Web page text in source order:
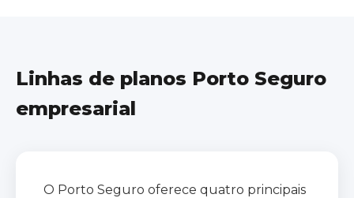
Linhas de planos Porto Seguro
empresarial
O Porto Seguro oferece quatro principais